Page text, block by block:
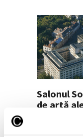
Salonul
de artă